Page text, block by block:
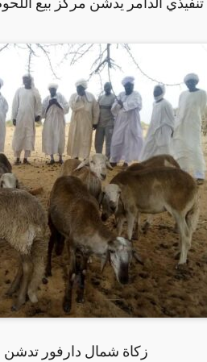
زكاة شمال دارفور تدشن